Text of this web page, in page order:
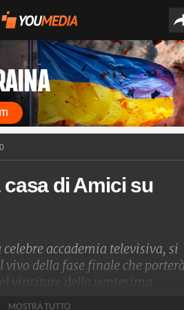
casa di Amici su
accademia televisiva, si
vivo della fase finale che
vincitore della ventesima
MOSTRA TUTTO